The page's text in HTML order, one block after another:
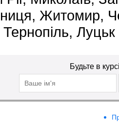
Житомир,
Луцьк
Будьте в